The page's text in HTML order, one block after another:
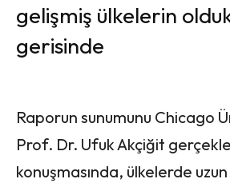
gelişmiş ülkelerin
gerisinde
Raporun sunumunu Chicago
Prof. Dr. Ufuk Akçiğit
konuşmasında, ülkelerde